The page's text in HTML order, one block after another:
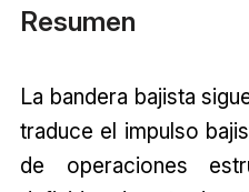
Resumen
La bandera bajista
traduce el impulso
de operaciones